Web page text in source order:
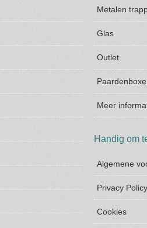
Metalen
Glas
Outlet
Meer
Handig om
Algemene
Privacy Policy
Cookies